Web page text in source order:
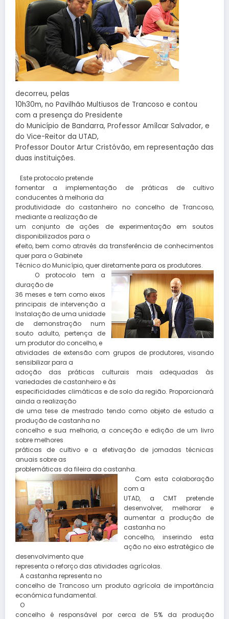
decorreu, pelas
10h30m, no Pavilhão Multiusos de Trancoso e contou
com a presença do Presidente
do Município de Bandarra, Professor Amílcar Salvador, e
do Vice-Reitor da UTAD,
Professor Doutor Artur Cristóvão, em representação das
duas instituições.
Este protocolo pretende
fomentar a implementação de práticas de cultivo
conducentes à melhoria da
produtividade do castanheiro no concelho de Trancoso,
mediante a realização de
um conjunto de ações de experimentação em soutos
disponibilizados para o
efeito, bem como através da transferência de conhecimentos
quer para o Gabinete
Técnico do Município, quer diretamente para os produtores.
O protocolo tem a
duração de
36 meses e tem como eixos
principais de intervenção a
Instalação de uma unidade
de demonstração num
souto adulto, pertença de
um produtor do concelho, e
atividades de extensão com grupos de produtores, visando
sensibilizar para a
adoção das práticas culturais mais adequadas às
variedades de castanheiro e às
especificidades climáticas e de solo da região. Proporcionará
ainda a realização
de uma tese de mestrado tendo como objeto de estudo a
produção de castanha no
concelho e sua melhoria, a conceção e edição de um livro
sobre melhores
práticas de cultivo e a efetivação de jornadas técnicas
anuais sobre as
problemáticas da fileira da castanha.
Com esta colaboração
com a
UTAD, a CMT pretende
desenvolver, melhorar e
aumentar a produção de
castanha no
concelho, inserindo esta
ação no eixo estratégico de
desenvolvimento que
representa o reforço das atividades agrícolas.
A castanha representa no
concelho de Trancoso um produto agrícola de importância
económica fundamental.
O
concelho é responsável por cerca de 5% da produção